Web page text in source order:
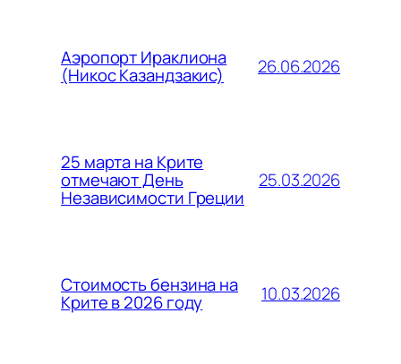
Аэропорт Ираклиона
(Никос Казандзакис) 26.06.2026
25 марта на Крите
отмечают День
Независимости Греции
25.03.2026
Стоимость бензина на
Крите в 2026 году 10.03.2026